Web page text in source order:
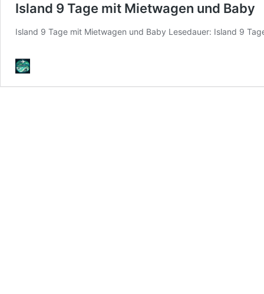
Island 9 Tage mit Mietwagen und Baby
Island 9 Tage mit Mietwagen und Baby Lesedauer: Island 9